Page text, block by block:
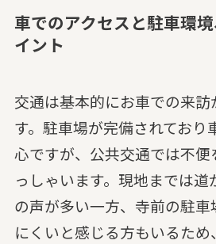
車でのアクセスと駐車環
イント
交通は基本的にお車での来訪
す。駐車場が完備されており
心ですが、公共交通では不便
っしゃいます。現地までは道
の声が多い一方、寺前の駐車
にくいと感じる方もいるた